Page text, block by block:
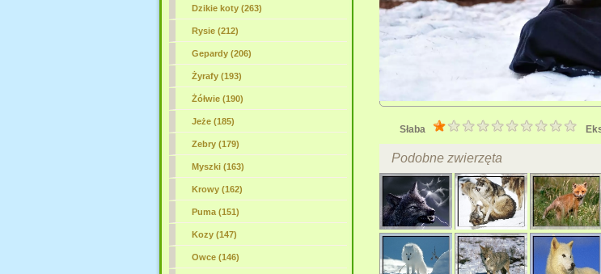
Dzikie koty (263)
Rysie (212)
Gepardy (206)
Żyrafy (193)
Żółwie (190)
Jeże (185)
Zebry (179)
Myszki (163)
Krowy (162)
Puma (151)
Kozy (147)
Owce (146)
Słaba
Podobne zwierzęta